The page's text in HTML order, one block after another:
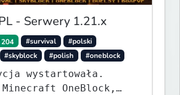
- Serwery 1.21.x
204 #survival
#polski
#skyblock #polish #oneblock
wystartowała.
Minecraft OneBlock,